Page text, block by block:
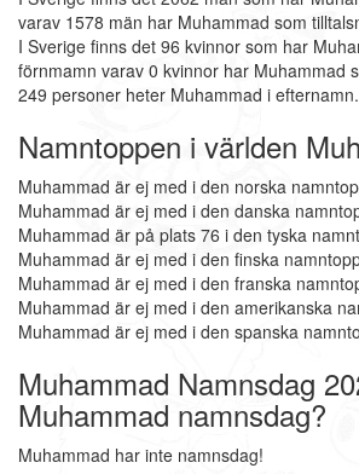
varav 1578 män har Muhammad som
I Sverige finns det 96 kvinnor som har
förnmamn varav 0 kvinnor har Muhammad
249 personer heter Muhammad i efternamn.
Namntoppen i världen
Muhammad är ej med i den norska
Muhammad är ej med i den danska
Muhammad är på plats 76 i den tyska
Muhammad är ej med i den finska
Muhammad är ej med i den franska
Muhammad är ej med i den amerikanska
Muhammad är ej med i den spanska
Muhammad Namnsdag
Muhammad namnsdag?
Muhammad har inte namnsdag!